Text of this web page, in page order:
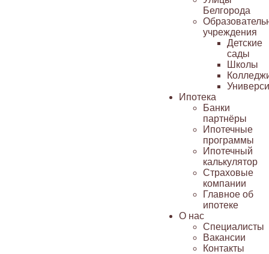
Белгорода
учреждения
Детские
сады
Школы
Ипотека
Банки
партнёры
Ипотечные
программы
Ипотечный
калькулятор
Страховые
компании
Главное об
ипотеке
О нас
Специалисты
Вакансии
Контакты